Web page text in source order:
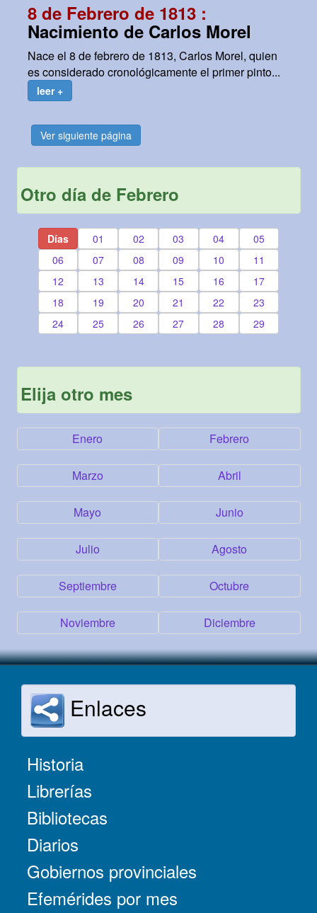
8 de Febrero de 1813 :
Nacimiento de Carlos Morel
Nace el 8 de febrero de 1813, Carlos Morel, quien
es considerado cronológicamente el primer pinto...
leer +
Ver siguiente página
Otro día de Febrero
Días 01 02 03 04
05
06
07 08 09 10
11
12
13 14 15 16
17
18
19 20 21 22
23
24
25 26 27 28 29
Elija otro mes
Enero Febrero
Marzo Abril
Mayo Junio
Julio Agosto
Septiembre Octubre
Noviembre Diciembre
Enlaces
Historia
Librerías
Bibliotecas
Diarios
Gobiernos provinciales
Efemérides por mes